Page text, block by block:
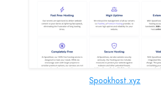
Spookhost.xyz